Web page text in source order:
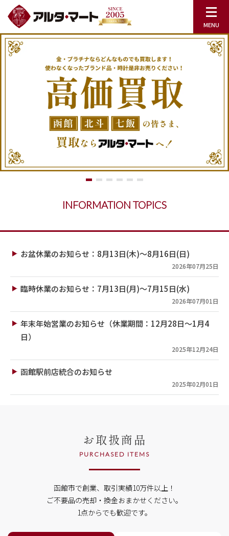
INFORMATION TOPICS
お盆休業のお知らせ：8月13日(木)～8月16日(日)
2026年07月25日
臨時休業のお知らせ：7月13日(月)～7月15日(水)
2026年07月01日
年末年始営業のお知らせ（休業期間：12月28日～1月4
日）
2025年12月24日
函館駅前店統合のお知らせ
2025年02月01日
お取扱商品
PURCHASED ITEMS
函館市で創業、取引実績10万件以上！
ご不要品の売却・換金おまかせください。
1点からでも歓迎です。